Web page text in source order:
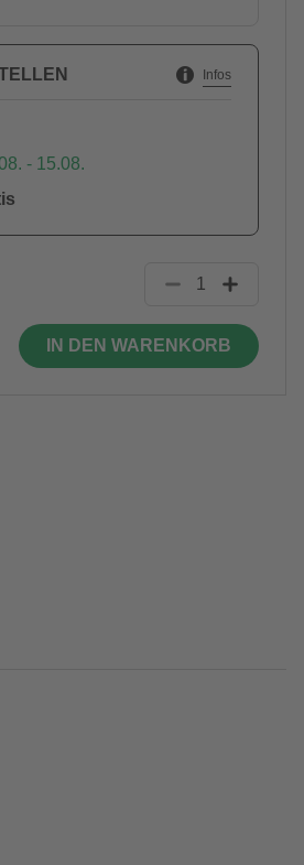
Infos
- 15.08.
IN DEN WARENKORB